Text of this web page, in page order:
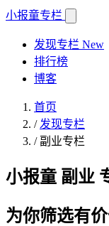
小报童专栏
发现专栏 New
排行榜
博客
首页
/ 发现专栏
/ 副业专栏
小报童 副业
为你筛选有